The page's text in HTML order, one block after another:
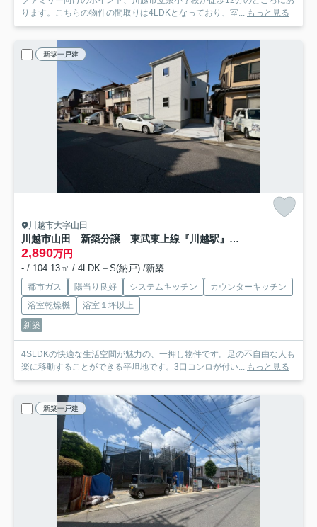
ります。こちらの物件の間取りは4LDKとなっており、室... もっと見る
新築一戸建
川越市大字山田
川越市山田 新築分譲 東武東上線『川越駅』バス12分 【山田小学区】
2,890万円
- / 104.13㎡ / 4LDK＋S(納戸) /新築
都市ガス 陽当り良好 システムキッチン
カウンターキッチン
浴室乾燥機
浴室１坪以上
新築
4SLDKの快適な生活空間が魅力の、一押し物件です。足の不自由な人も
楽に移動することができる平坦地です。3口コンロが付い... もっと見る
新築一戸建